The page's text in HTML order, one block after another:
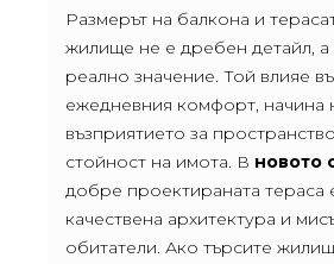
Размерът на балкона и
жилище не е дребен детайл, а
реално значение. Той влияе
ежедневния комфорт, начина
възприятието за
стойност на имота. В новото
добре проектираната тераса
качествена архитектура и
обитатели. Ако търсите